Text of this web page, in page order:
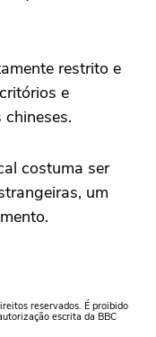
restrito e
e
costuma ser
um
reservados. É proibido
escrita da BBC